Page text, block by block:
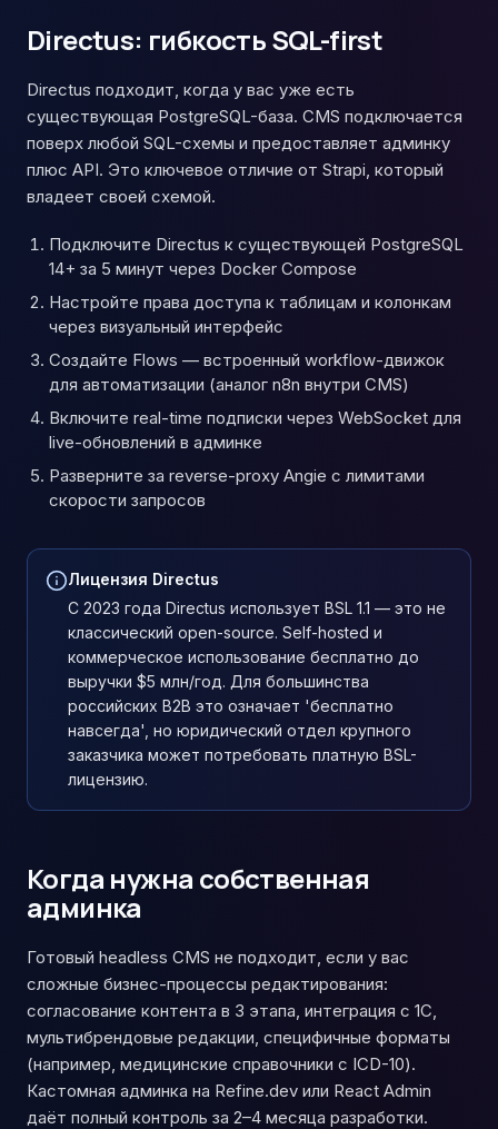
Directus: гибкость SQL-first
Directus подходит, когда у вас уже есть
существующая PostgreSQL-база. CMS подключается
поверх любой SQL-схемы и предоставляет админку
плюс API. Это ключевое отличие от Strapi, который
владеет своей схемой.
Подключите Directus к существующей PostgreSQL
14+ за 5 минут через Docker Compose
Настройте права доступа к таблицам и колонкам
через визуальный интерфейс
Создайте Flows — встроенный workflow-движок
для автоматизации (аналог n8n внутри CMS)
Включите real-time подписки через WebSocket для
live-обновлений в админке
Разверните за reverse-proxy Angie с лимитами
скорости запросов
Лицензия Directus
С 2023 года Directus использует BSL 1.1 — это не
классический open-source. Self-hosted и
коммерческое использование бесплатно до
выручки $5 млн/год. Для большинства
российских B2B это означает 'бесплатно
навсегда', но юридический отдел крупного
заказчика может потребовать платную BSL-
лицензию.
Когда нужна собственная
админка
Готовый headless CMS не подходит, если у вас
сложные бизнес-процессы редактирования:
согласование контента в 3 этапа, интеграция с 1С,
мультибрендовые редакции, специфичные форматы
(например, медицинские справочники с ICD-10).
Кастомная админка на Refine.dev или React Admin
даёт полный контроль за 2–4 месяца разработки.